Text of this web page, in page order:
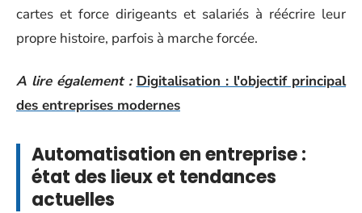
cartes et force dirigeants et salariés à réécrire leur
propre histoire, parfois à marche forcée.
A lire également : Digitalisation : l'objectif principal
des entreprises modernes
Automatisation en entreprise :
état des lieux et tendances
actuelles